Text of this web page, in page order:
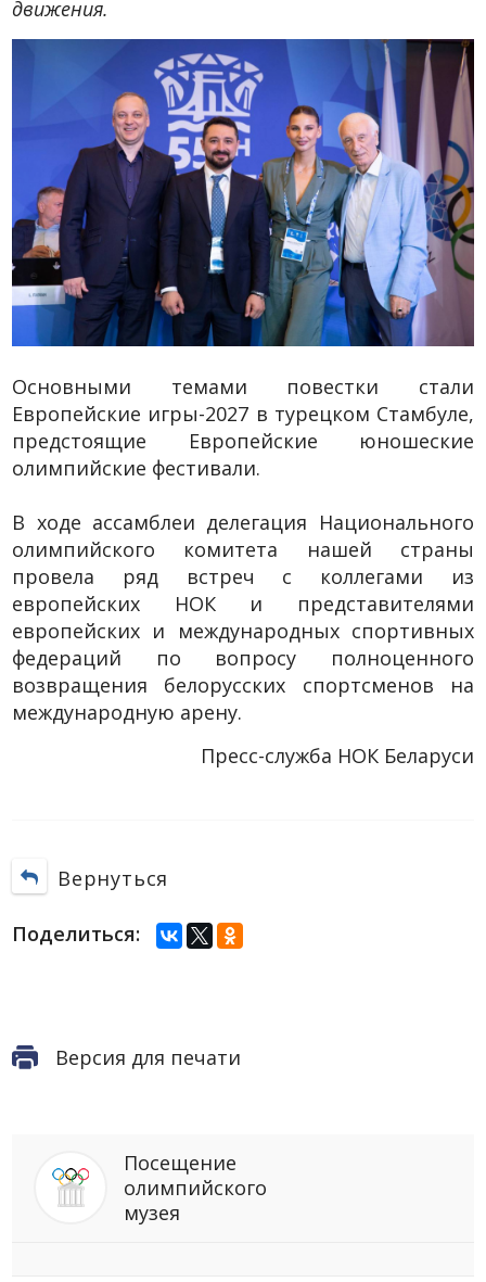
движения.
Основными темами повестки стали
Европейские игры-2027 в турецком Стамбуле,
предстоящие Европейские юношеские
олимпийские фестивали.
В ходе ассамблеи делегация Национального
олимпийского комитета нашей страны
провела ряд встреч с коллегами из
европейских НОК и представителями
европейских и международных спортивных
федераций по вопросу полноценного
возвращения белорусских спортсменов на
международную арену.
Пресс-служба НОК Беларуси
Вернуться
Поделиться:
Версия для печати
Посещение
олимпийского
музея